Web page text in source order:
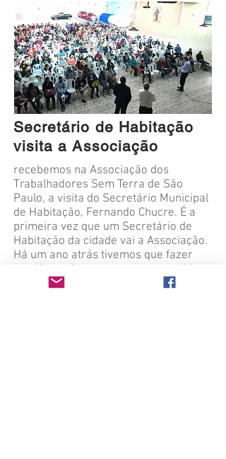
Secretário de Habitação
visita a Associação
recebemos na Associação dos
Trabalhadores Sem Terra de São
Paulo, a visita do Secretário Municipal
de Habitação, Fernando Chucre. É a
primeira vez que um Secretário de
Habitação da cidade vai a Associação.
Há um ano atrás tivemos que fazer
Hoje o Secretário veio a nossa casa